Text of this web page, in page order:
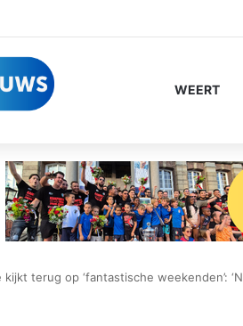
WEERT
kijkt terug op ‘fantastische weekenden’: